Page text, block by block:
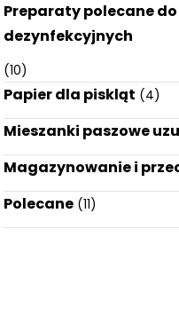
Preparaty polecane
dezynfekcyjnych
(10)
Papier dla piskląt (4)
Mieszanki paszowe
Magazynowanie i
Polecane (11)